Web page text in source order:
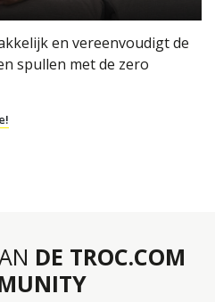
en vereenvoudigt de
spullen met de zero
DE TROC.COM